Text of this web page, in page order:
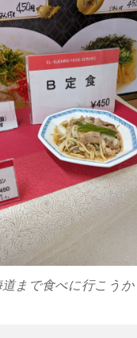
道まで食べに行こうか